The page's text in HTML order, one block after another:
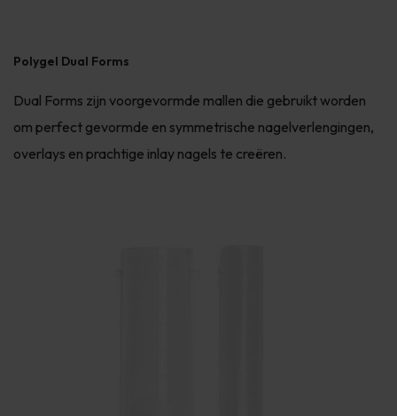
Polygel Dual Forms
Dual Forms zijn voorgevormde mallen die gebruikt worden
om perfect gevormde en symmetrische nagelverlengingen,
overlays en prachtige inlay nagels te creëren.